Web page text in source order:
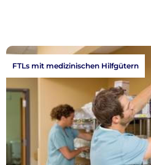
FTLs mit medizinischen Hilfgütern